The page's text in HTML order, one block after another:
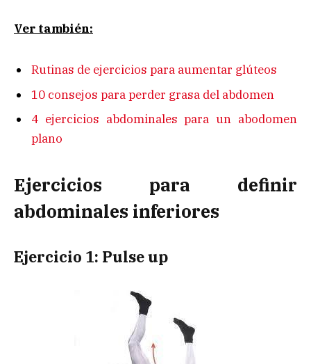
Ver también:
Rutinas de ejercicios para aumentar glúteos
10 consejos para perder grasa del abdomen
4 ejercicios abdominales para un abodomen
plano
Ejercicios para definir
abdominales inferiores
Ejercicio 1: Pulse up